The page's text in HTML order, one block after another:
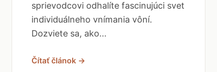
sprievodcovi odhalíte fascinujúci svet
individuálneho vnímania vôní.
Dozviete sa, ako...
Čítať článok →